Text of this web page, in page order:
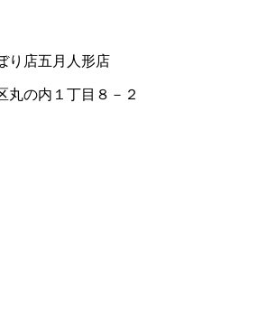
り店五月人形店
丸の内１丁目８－２